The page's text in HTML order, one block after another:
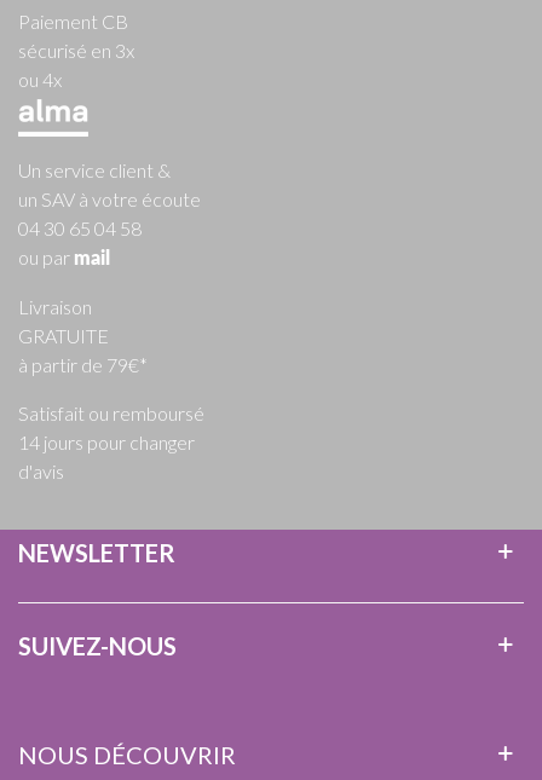
Paiement CB
sécurisé en 3x
ou 4x
Un service client &
un SAV à votre écoute
04 30 65 04 58
ou par mail
Livraison
GRATUITE
à partir de 79€*
Satisfait ou remboursé
14 jours pour changer
d'avis
NEWSLETTER
SUIVEZ-NOUS
NOUS DÉCOUVRIR